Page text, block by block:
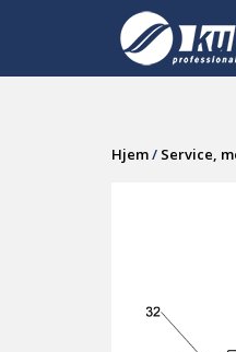
Hjem/ Service,